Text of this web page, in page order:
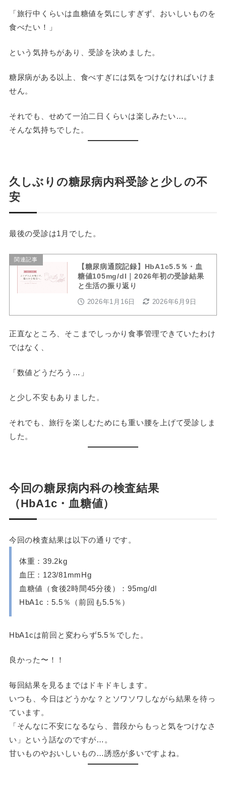
「旅行中くらいは血糖値を気にしすぎず、おいしいものを
食べたい！」
という気持ちがあり、受診を決めました。
糖尿病がある以上、食べすぎには気をつけなければいけま
せん。
それでも、せめて一泊二日くらいは楽しみたい…。
そんな気持ちでした。
久しぶりの糖尿病内科受診と少しの不
安
最後の受診は1月でした。
関連記事
【糖尿病通院記録】HbA1c5.5％・血
糖値105mg/dl｜2026年初の受診結果
と生活の振り返り
2026年1月16日 2026年6月9日
正直なところ、そこまでしっかり食事管理できていたわけ
ではなく、
「数値どうだろう…」
と少し不安もありました。
それでも、旅行を楽しむためにも重い腰を上げて受診しま
した。
今回の糖尿病内科の検査結果
（HbA1c・血糖値）
今回の検査結果は以下の通りです。
体重：39.2kg
血圧：123/81mmHg
血糖値（食後2時間45分後）：95mg/dl
HbA1c：5.5％（前回も5.5％）
HbA1cは前回と変わらず5.5％でした。
良かった〜！！
毎回結果を見るまではドキドキします。
いつも、今日はどうかな？とソワソワしながら結果を待っ
ています。
「そんなに不安になるなら、普段からもっと気をつけなさ
い」という話なのですが…。
甘いものやおいしいもの…誘惑が多いですよね。